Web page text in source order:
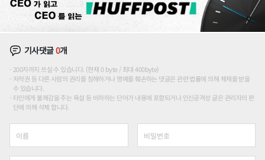
기사댓글0개
200자까지 쓰실 수 있습니다. (현재 0 byte / 최대 400byte)
저작권 등 다른 사람의 권리를 침해하거나 명예를 훼손하는 댓글은 관련 법률에 의해 제재를 받을
수 있습니다.
타인에게 불쾌감을 주는 욕설 등 비하하는 단어가 내용에 포함되거나 인신공격성 글은 관리자의 판
단에 의해 삭제 합니다.